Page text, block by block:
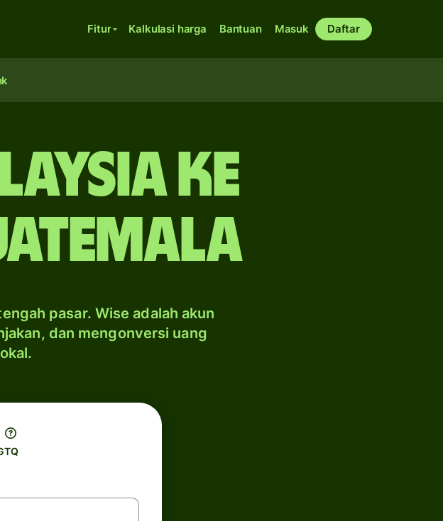
Fitur Kalkulasi harga Bantuan Masuk Daftar
ke
pasar. Wise adalah akun
dan mengonversi uang